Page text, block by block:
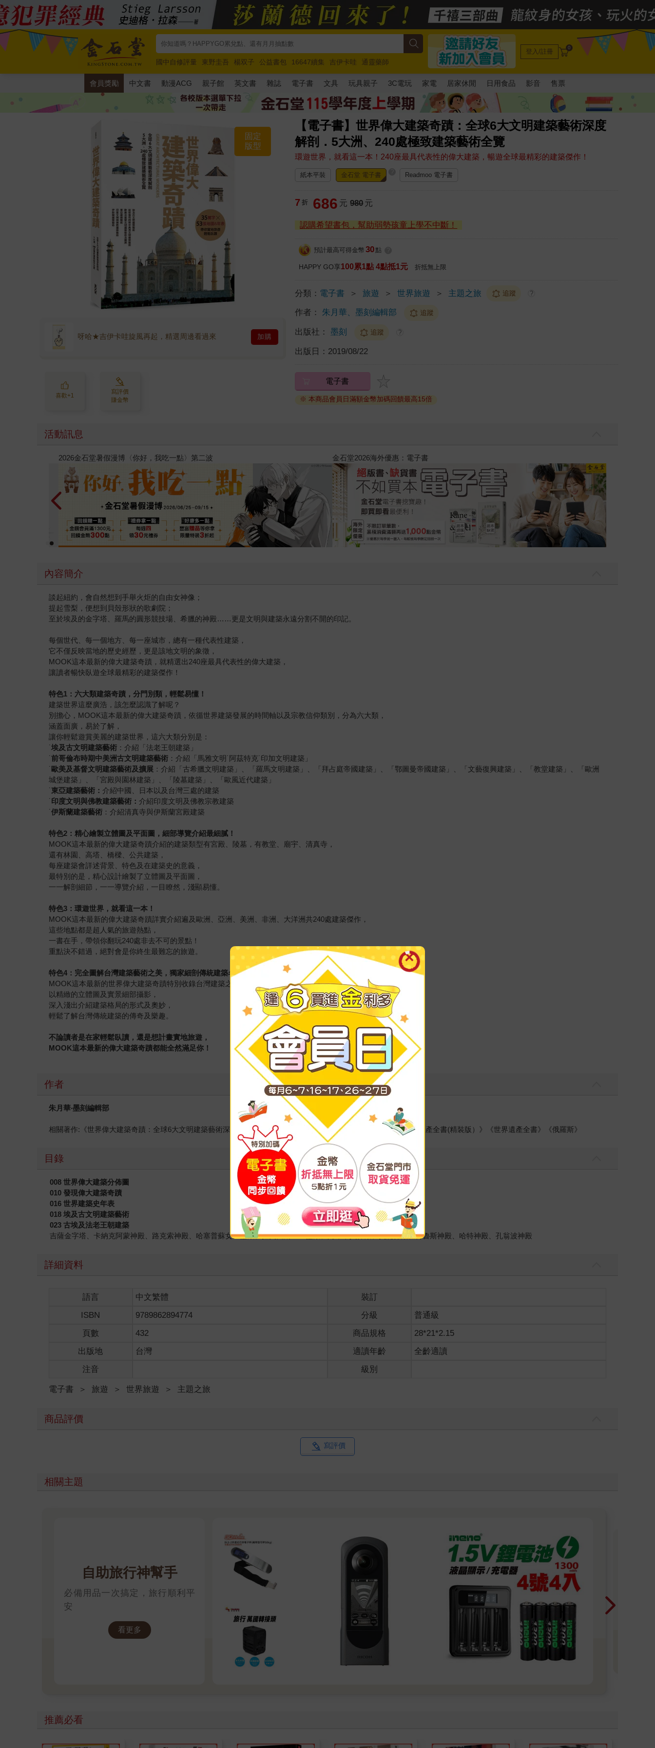
國中自修評量 東野圭吾 楊双子 公益書包 16647續集 吉伊卡哇
通靈藥師
唯紅花綻放
奧德賽 路邊攤新作 馬斯克 玩具總動員5 超慢跑
登入/註冊 0
會員獎勵 中文書 動漫ACG 親子館 英文書 雜誌 電子書 文具 玩具親子 3C電玩 家電 居家休閒 日用食品 影音 售票
【電子書】世界偉大建築奇蹟：全球6大文明建築藝術深度
解剖．5大洲、240處極致建築藝術全覽
環遊世界，就看這一本！240座最具代表性的偉大建築，暢遊全球最精彩的建築傑作！
固定
版型
呀哈★吉伊卡哇旋風再起，精選周邊看過來 加購
喜歡+1
寫評價
賺金幣
紙本平裝 金石堂 電子書 Readmoo 電子書
7 折 686 元 980 元
認購希望書包，幫助弱勢孩童上學不中斷！
預計最高可得金幣 30 點
HAPPY GO享100累1點 4點抵1元 折抵無上限
分類： 電子書 ＞ 旅遊 ＞ 世界旅遊 ＞ 主題之旅 追蹤 ?
作者： 朱月華、墨刻編輯部 追蹤
出版社： 墨刻 追蹤 ?
出版日： 2019/08/22
電子書
※ 本商品會員日滿額金幣加碼回饋最高15倍
活動訊息
春光ｘ奇幻基地｜全書系展 2026金石堂暑假漫博〈你好，我吃一點〉第二波
內容簡介
談起紐約，會自然想到手舉火炬的自由女神像；
提起雪梨，便想到貝殼形狀的歌劇院；
至於埃及的金字塔、羅馬的圓形競技場、希臘的神殿……更是文明與建築永遠分割不開的印記。
每個世代、每一個地方、每一座城市，總有一種代表性建築，
它不僅反映當地的歷史經歷，更是該地文明的象徵，
MOOK這本最新的偉大建築奇蹟，就精選出240座最具代表性的偉大建築，
讓讀者暢快臥遊全球最精彩的建築傑作！
特色1：六大類建築奇蹟，分門別類，輕鬆易懂！
建築世界這麼廣浩，該怎麼認識了解呢？
別擔心，MOOK這本最新的偉大建築奇蹟，依循世界建築發展的時間軸以及宗教信仰類別，分為六大類，
涵蓋面廣，易於了解，
讓你輕鬆遊賞美麗的建築世界，這六大類分別是：
˙埃及古文明建築藝術 ：介紹「法老王朝建築」
˙前哥倫布時期中美洲古文明建築藝術 ：介紹「馬雅文明˙阿茲特克˙印加文明建築」
˙ 歐美及基督文明建築藝術及擴展 ：介紹「古希臘文明建築」、「羅馬文明建築」、「拜占庭帝國建築」、「鄂圖曼帝國建築」、「文藝復興建築」、「教堂建築」、「歐洲
城堡建築」、「宮殿與園林建築」、「陵墓建築」、「歐風近代建築」
˙東亞建築藝術：介紹中國、日本以及台灣三處的建築
˙印度文明與佛教建築藝術：介紹印度文明及佛教宗教建築
˙伊斯蘭建築藝術 ：介紹清真寺與伊斯蘭宮殿建築
特色2：精心繪製立體圖及平面圖，細部導覽介紹最細膩！
MOOK這本最新的偉大建築奇蹟介紹的建築類型有宮殿、陵墓，有教堂、廟宇、清真寺，
還有林園、高塔、橋樑、公共建築，
每座建築會詳述背景、特色及在建築史的意義，
最特別的是，精心設計繪製了立體圖及平面圖，
一一解剖細節，一一導覽介紹，一目瞭然，淺顯易懂。
特色3：環遊世界，就看這一本！
MOOK這本最新的偉大建築奇蹟詳實介紹遍及歐洲、亞洲、美洲、非洲、大洋洲共240處建築傑作，
這些地點都是超人氣的旅遊熱點，
一書在手，帶領你翻玩240處非去不可的景點！
重點決不錯過，絕對會是你終生最難忘的旅遊。
特色4：完全圖解台灣建築藝術之美，獨家細剖傳統建築名詞導讀！
MOOK這本最新的世界偉大建築奇蹟特別收錄台灣建築之美，
以精緻的立體圖及實景細部攝影，
深入淺出介紹建築格局的形式及奧妙，
輕鬆了解台灣傳統建築的傳奇及樂趣。
不論讀者是在家輕鬆臥讀，還是想計畫實地旅遊，
MOOK這本最新的偉大建築奇蹟都能全然滿足你！
作者
朱月華‧墨刻編輯部
相關著作:《世界偉大建築奇蹟：全球6大文明建築藝術深度解剖‧5大洲、240處極致建築藝術全覽(精裝版）》《世界遺產全書(精裝版）》《世界遺產全書》《俄羅斯》
目錄
008 世界偉大建築分佈圖
010 發現偉大建築奇蹟
016 世界建築史年表
018 埃及古文明建築藝術
023 古埃及法老王朝建築
吉薩金字塔、卡納克阿蒙神殿、路克索神殿、哈塞普蘇女王靈殿、拉美西斯三世靈殿、阿布辛貝神殿、費麗神殿、荷魯斯神殿、哈特神殿、孔翁波神殿
詳細資料
語言 中文繁體
裝訂
ISBN
9789862894774 分級
普通級
頁數
432 商品規格
28*21*2.15
出版地
台灣 適讀年齡
全齡適讀
注音
級別
電子書 ＞ 旅遊 ＞ 世界旅遊 ＞ 主題之旅
商品評價
寫評價
相關主題
自助旅行神幫手
必備用品一次搞定，旅行順利平
安
看更多
推薦必看